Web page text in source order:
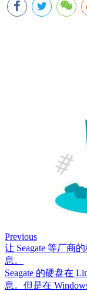
Previous
让 Seagate 等厂商
息。
Seagate 的硬盘在
息。但是在